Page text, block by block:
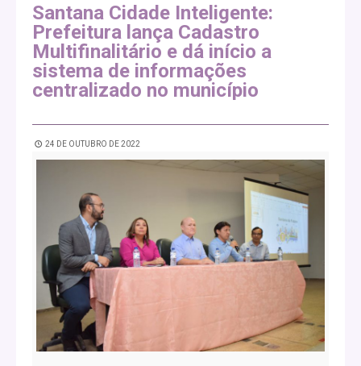
Santana Cidade Inteligente:
Prefeitura lança Cadastro
Multifinalitário e dá início a
sistema de informações
centralizado no município
24 DE OUTUBRO DE 2022